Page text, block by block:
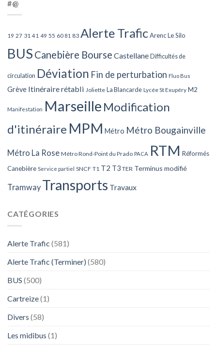
#@
19 27 31 41 49 55 60 81 83 Alerte TraficArenc Le Silo
BUS Canebière Bourse Castellane Difficultés de
circulation Déviation Fin de perturbation Fluo Bus
Grève Itinéraire rétabli Joliette La Blancarde Lycée St Exupéry M2
Manifestation Marseille Modification
d'itinéraire MPM Métro Métro Bougainville
Métro La Rose Métro Rond-Point du Prado PACA RTM Réformés
Canebière Service partiel SNCF T1 T2 T3 TER Terminus modifié
Tramway Transports Travaux
CATÉGORIES
Alerte Trafic (581)
Alerte Trafic (Terminer) (580)
BUS (500)
Cartreize(1)
Divers (58)
Les midibus (1)